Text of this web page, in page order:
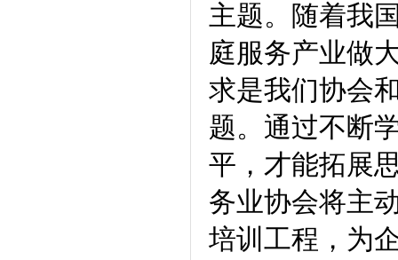
主题。随着我
庭服务产业做
求是我们协会
题。通过不断
平，才能拓展
务业协会将主
培训工程，为